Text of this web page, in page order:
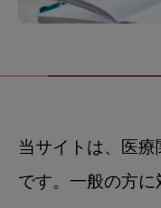
当サイトは、医
です。一般の方